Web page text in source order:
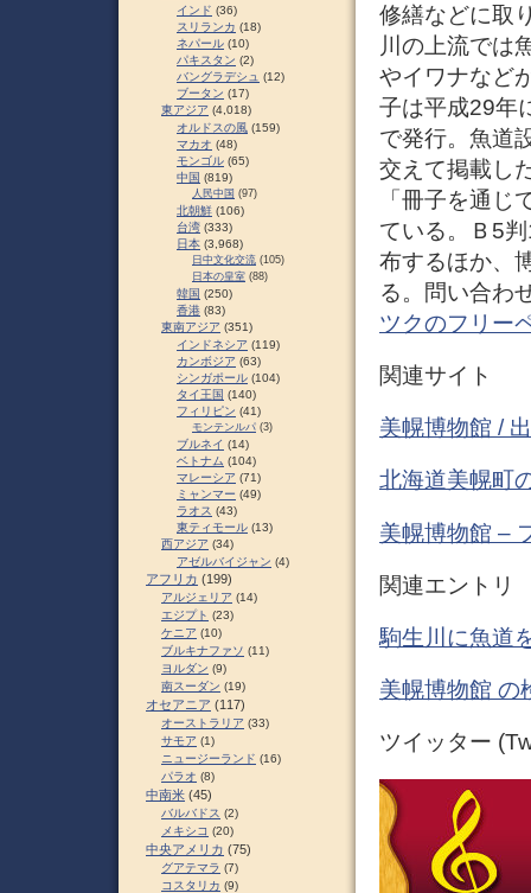
修繕などに取
川の上流では
やイワナなど
子は平成29年
で発行。魚道
交えて掲載し
「冊子を通
ている。Ｂ5
布するほか、
る。問い合わ
ツクのフリー
関連サイト
美幌博物館 /
北海道美幌町
美幌博物館 –
関連エントリ
駒生川に魚道
美幌博物館 の
ツイッター
インド (36)
スリランカ (18)
ネパール (10)
パキスタン (2)
バングラデシュ (12)
ブータン (17)
東アジア (4,018)
オルドスの風 (159)
マカオ (48)
モンゴル (65)
中国 (819)
人民中国 (97)
北朝鮮 (106)
台湾 (333)
日本 (3,968)
日中文化交流 (105)
日本の皇室 (88)
韓国 (250)
香港 (83)
東南アジア (351)
インドネシア (119)
カンボジア (63)
シンガポール (104)
タイ王国 (140)
フィリピン (41)
モンテンルパ (3)
ブルネイ (14)
ベトナム (104)
マレーシア (71)
ミャンマー (49)
ラオス (43)
東ティモール (13)
西アジア (34)
アゼルバイジャン (4)
アフリカ (199)
アルジェリア (14)
エジプト (23)
ケニア (10)
ブルキナファソ (11)
ヨルダン (9)
南スーダン (19)
オセアニア (117)
オーストラリア (33)
サモア (1)
ニュージーランド (16)
パラオ (8)
中南米 (45)
バルバドス (2)
メキシコ (20)
中央アメリカ (75)
グアテマラ (7)
コスタリカ (9)